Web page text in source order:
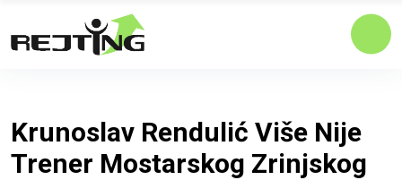
Krunoslav Rendulić Više Nije
Trener Mostarskog Zrinjskog